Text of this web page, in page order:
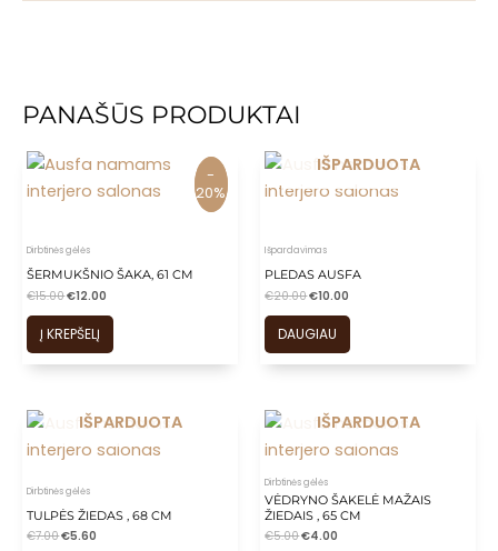
PANAŠŪS PRODUKTAI
-
20%
-
20%
Dirbtinės gėlės
ŠERMUKŠNIO ŠAKA, 61 CM
€15.00€12.00
Į KREPŠELĮ
IŠPARDUOTA
Išpardavimas
PLEDAS AUSFA
€20.00€10.00
DAUGIAU
IŠPARDUOTA
Dirbtinės gėlės
TULPĖS ŽIEDAS , 68 CM
€7.00€5.60
IŠPARDUOTA
Dirbtinės gėlės
VĖDRYNO ŠAKELĖ MAŽAIS
ŽIEDAIS , 65 CM
€5.00€4.00